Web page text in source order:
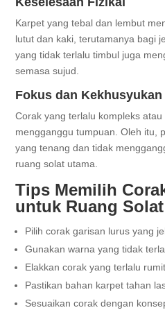
Karpet yang tebal dan lembut
lutut dan kaki, terutamanya bagi
yang tidak terlalu timbul juga
semasa sujud.
Fokus dan Kekhusyukan
Corak yang terlalu kompleks
mengganggu tumpuan. Oleh itu,
yang tenang dan tidak
ruang solat utama.
Tips Memilih
untuk Ruang
Pilih corak garisan lurus yang
Gunakan warna yang tidak
Elakkan corak yang terlalu
Pastikan bahan karpet tahan
Sesuaikan corak dengan